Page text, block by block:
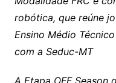
Li
n
k
A
p
p
s
s
a
g
lo
o
k.
y
p
e
robótica, que reúne
Ensino Médio
com a Seduc-MT